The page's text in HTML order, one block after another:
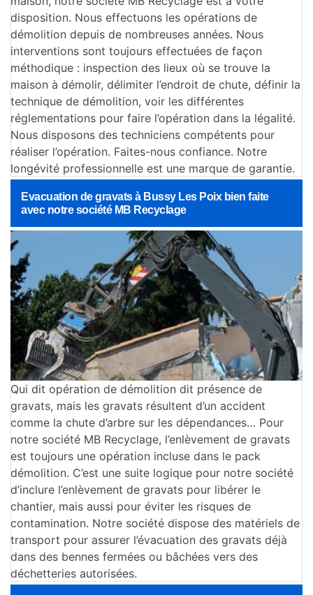
disposition. Nous effectuons les opérations de
démolition depuis de nombreuses années. Nous
interventions sont toujours effectuées de façon
méthodique : inspection des lieux où se trouve la
maison à démolir, délimiter l’endroit de chute, définir la
technique de démolition, voir les différentes
réglementations pour faire l’opération dans la légalité.
Nous disposons des techniciens compétents pour
réaliser l’opération. Faites-nous confiance. Notre
longévité professionnelle est une marque de garantie.
Evacuation de gravats à Bussy Les Poix bien faite
avec notre société MB Recyclage
Qui dit opération de démolition dit présence de
gravats, mais les gravats résultent d’un accident
comme la chute d’arbre sur les dépendances… Pour
notre société MB Recyclage, l’enlèvement de gravats
est toujours une opération incluse dans le pack
démolition. C’est une suite logique pour notre société
d’inclure l’enlèvement de gravats pour libérer le
chantier, mais aussi pour éviter les risques de
contamination. Notre société dispose des matériels de
transport pour assurer l’évacuation des gravats déjà
dans des bennes fermées ou bâchées vers des
déchetteries autorisées.